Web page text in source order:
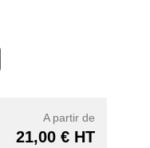
A partir de
21,00 € HT